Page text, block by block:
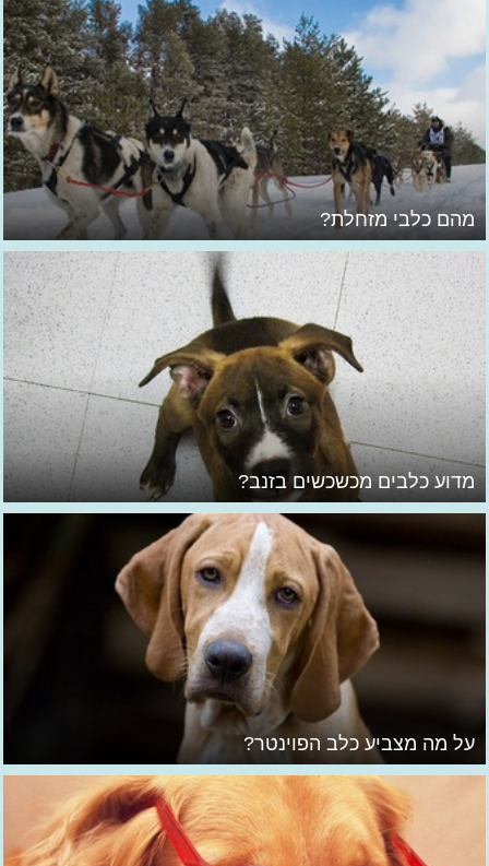
מהם כלבי מזחלת?
מדוע כלבים מכשכשים בזנב?
על מה מצביע כלב הפוינטר?